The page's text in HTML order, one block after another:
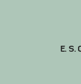
E. S.